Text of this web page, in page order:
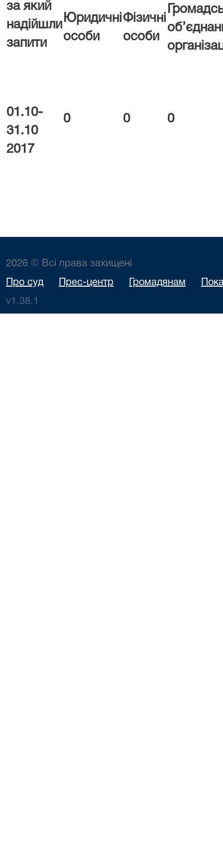
за який
надійшли
запити
Юридичні
особи
Фізичні
особи
01.10-
31 .10
2017
0 0 0
2026 © Всі права захищені
Про суд Прес-центр Громадянам
v1.38.1